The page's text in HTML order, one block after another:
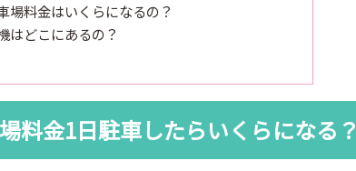
場料金はいくらになるの？
はどこにあるの？
料金1日駐車したらいくらになる？